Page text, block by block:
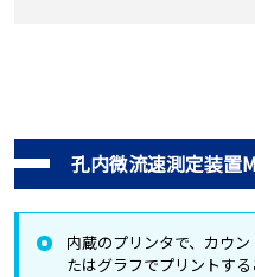
孔内微流速測定装置
内蔵のプリンタで、カウ
たはグラフでプリントする